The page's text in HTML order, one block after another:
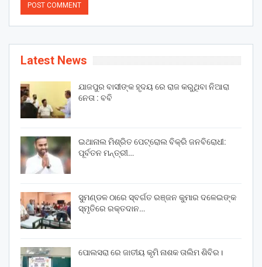
Latest News
ଯାଜପୁର ବାସୀଙ୍କ ହୃଦୟ ରେ ରାଜ କରୁଥିବା ନିଆରା
ନେତା : ବବି
ଇଥାନାଲ ମିଶ୍ରିତ ପେଟ୍ରୋଲ ବିକ୍ରି ଜନବିରୋଧୀ:
ପୂର୍ବତନ ମନ୍ତ୍ରୀ…
ସୁମଣ୍ଡଳ ଠାରେ ସ୍ବର୍ଗତ ରଞ୍ଜନ କୁମାର ଦଳେଇଙ୍କ
ସ୍ମୃତିରେ ରକ୍ତଦାନ…
ପୋଲସରା ରେ ଜାତୀୟ କୃମି ନାଶକ ତାଲିମ ଶିବିର।